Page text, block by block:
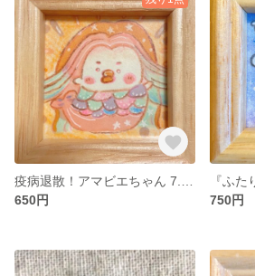
650円
『ふ
750円